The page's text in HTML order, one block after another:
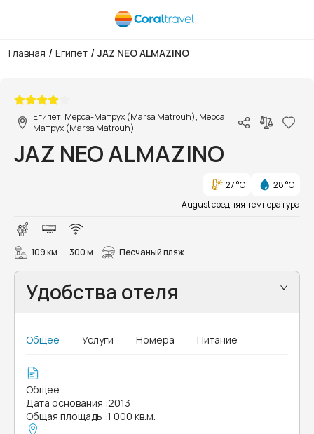
Главная / Египет / JAZ NEO ALMAZINO
Египет, Мерса-Матрух (Marsa Matrouh), Мерса
Матрух (Marsa Matrouh)
JAZ NEO ALMAZINO
27 °C
28 °C
August средняя температура
109 км 300 м Песчаный пляж
Удобства отеля
Общее Услуги Номера Питание
Общее
Дата основания :2013
Общая площадь :1 000 кв.м.